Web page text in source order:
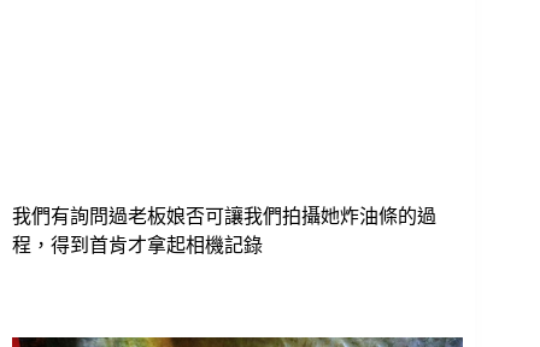
我們有詢問過老板娘否可讓我們拍攝她炸油條的過
程，得到首肯才拿起相機記錄